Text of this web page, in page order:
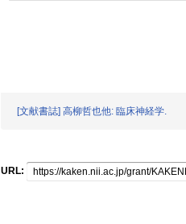
[文献書誌] 高柳哲也他: 臨床神経学.
URL: